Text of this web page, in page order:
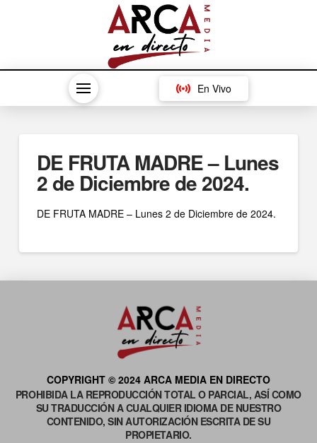
En Vivo
DE FRUTA MADRE – Lunes
2 de Diciembre de 2024.
DE FRUTA MADRE – Lunes 2 de Diciembre de 2024.
COPYRIGHT © 2024 ARCA MEDIA EN DIRECTO
PROHIBIDA LA REPRODUCCIÓN TOTAL O PARCIAL, ASÍ COMO
SU TRADUCCIÓN A CUALQUIER IDIOMA DE NUESTRO
CONTENIDO, SIN AUTORIZACIÓN ESCRITA DE SU
PROPIETARIO.